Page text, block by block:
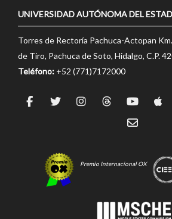
UNIVERSIDAD AUTÓNOMA DEL
Torres de Rectoría Pachuca-Actopan
de Tiro, Pachuca de Soto, Hidalgo, C.P.
Teléfono: +52 (771)7172000
Premio Internacional OX